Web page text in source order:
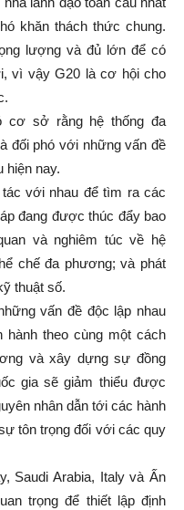
khăn thách thức chung.
lượng và đủ lớn để có
vì vậy G20 là cơ hội cho
cơ sở rằng hệ thống đa
đối phó với những vấn đề
hiện nay.
với nhau để tìm ra các
đang được thúc đẩy bao
và nghiêm túc về hệ
chế đa phương; và phát
thuật số.
vấn đề độc lập nhau
theo cùng một cách
và xây dựng sự đồng
gia sẽ giảm thiểu được
nhân dẫn tới các hành
tôn trọng đối với các quy
Saudi Arabia, Italy và Ấn
trọng để thiết lập định